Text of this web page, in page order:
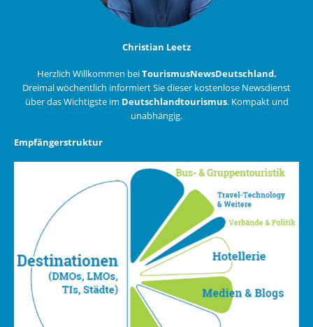
Christian Leetz
Herzlich Willkommen beiTourismusNewsDeutschland.
Dreimal wöchentlich informiert Sie dieser kostenlose Newsdienst
über das Wichtigste im Deutschlandtourismus. Kompakt und
unabhängig.
Empfängerstruktur